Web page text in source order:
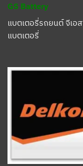
GS Battery
แบตเตอรี่รถยนต์ จีเอส
แบตเตอรี่